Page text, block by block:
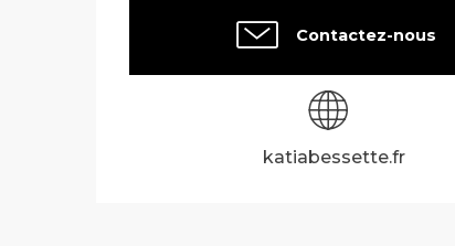
Contactez-nous
katiabessette.fr